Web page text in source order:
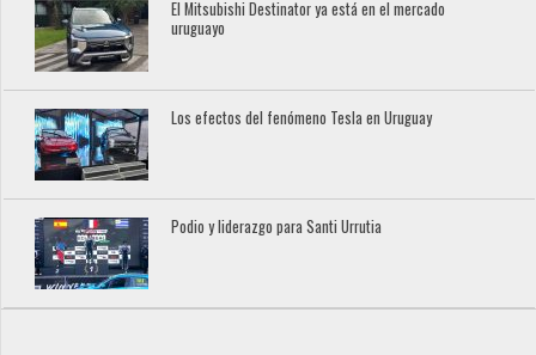
El Mitsubishi Destinator ya está en el mercado
uruguayo
Los efectos del fenómeno Tesla en Uruguay
Podio y liderazgo para Santi Urrutia